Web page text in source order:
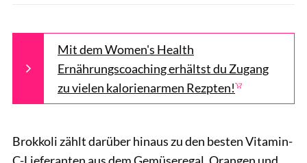
Mit dem Women's Health
Ernährungscoaching erhältst du Zugang
zu vielen kalorienarmen Rezpten!
Brokkoli zählt darüber hinaus zu den besten Vitamin-